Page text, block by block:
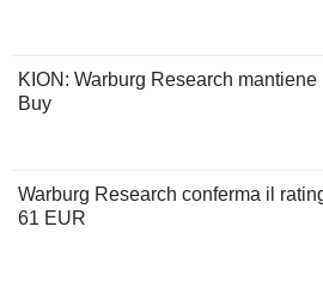
KION: Warburg Research
Buy
Warburg Research conferma il
61 EUR